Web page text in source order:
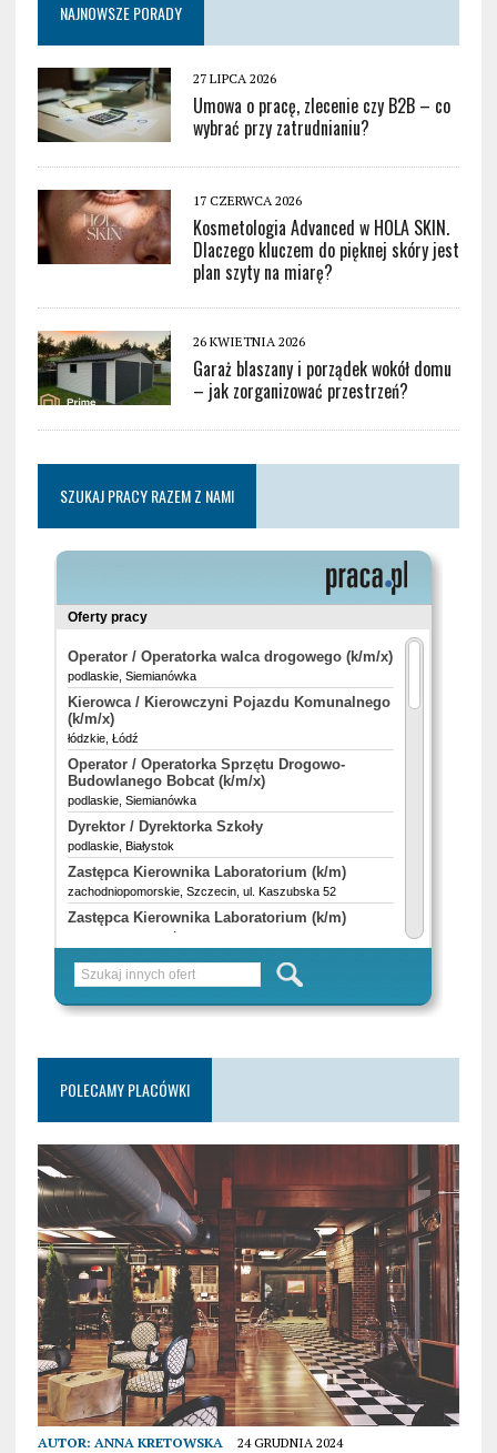
NAJNOWSZE PORADY
27 LIPCA 2026
Umowa o pracę, zlecenie czy B2B – co
wybrać przy zatrudnianiu?
17 CZERWCA 2026
Kosmetologia Advanced w HOLA SKIN.
Dlaczego kluczem do pięknej skóry jest
plan szyty na miarę?
26 KWIETNIA 2026
Garaż blaszany i porządek wokół domu
– jak zorganizować przestrzeń?
SZUKAJ PRACY RAZEM Z NAMI
POLECAMY PLACÓWKI
AUTOR: ANNA KRETOWSKA 24 GRUDNIA 2024